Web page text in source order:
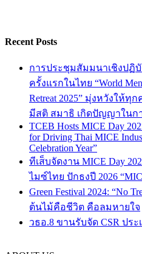
Recent Posts
การประชุมสัมมนาเชิงปฏิ
ครั้งแรกในไทย “World
Retreat 2025” มุ่งหวังให้
มีสติ สมาธิ เกิดปัญญาในก
TCEB Hosts MICE Day
for Driving Thai MICE
Celebration Year”
ทีเส็บจัดงาน MICE Day
ไมซ์ไทย ปักธงปี 2026
Green Festival 2024: “No
ต้นไม้คือชีวิต คือลมหายใจ
วธอ.8 ขานรับจัด CSR ประ